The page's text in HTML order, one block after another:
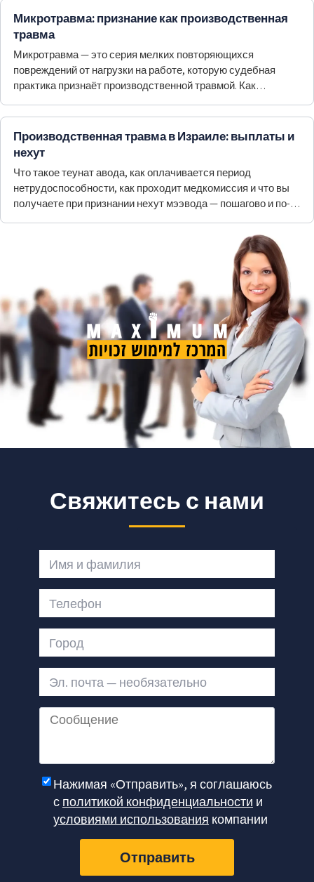
Микротравма: признание как производственная
травма
Микротравма — это серия мелких повторяющихся
повреждений от нагрузки на работе, которую судебная
практика признаёт производственной травмой. Как
Производственная травма в Израиле: выплаты и
нехут
Что такое теунат авода, как оплачивается период
нетрудоспособности, как проходит медкомиссия и что вы
получаете при признании нехут мээвода — пошагово и по-
Свяжитесь с нами
Имя и фамилия
Телефон
Город
Эл. почта — необязательно
Сообщение
Нажимая «Отправить», я соглашаюсь
с политикой конфиденциальности и
условиями использования компании
Отправить